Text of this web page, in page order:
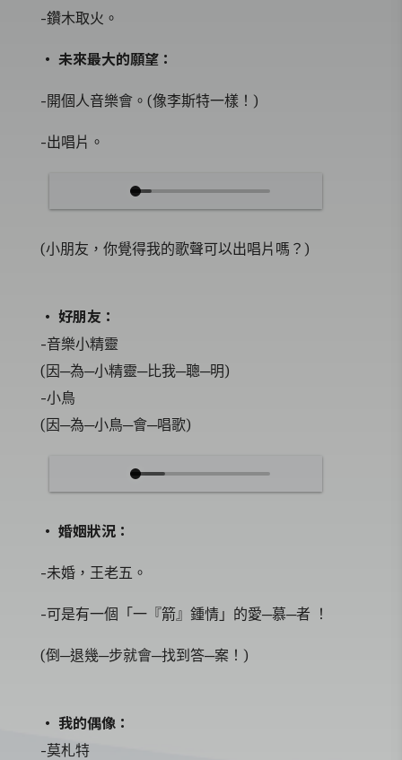
-鑽木取火。
‧ 未來最大的願望：
-開個人音樂會。(像李斯特一樣！)
-出唱片。
(小朋友，你覺得我的歌聲可以出唱片嗎？)
‧ 好朋友：
-音樂小精靈
(因─為─小精靈─比我─聰─明)
-小鳥
(因─為─小鳥─會─唱歌)
‧ 婚姻狀況：
-未婚，王老五。
-可是有一個「一『箭』鍾情」的愛─慕─者 ！
(倒─退幾─步就會─找到答─案！)
‧ 我的偶像：
-莫札特